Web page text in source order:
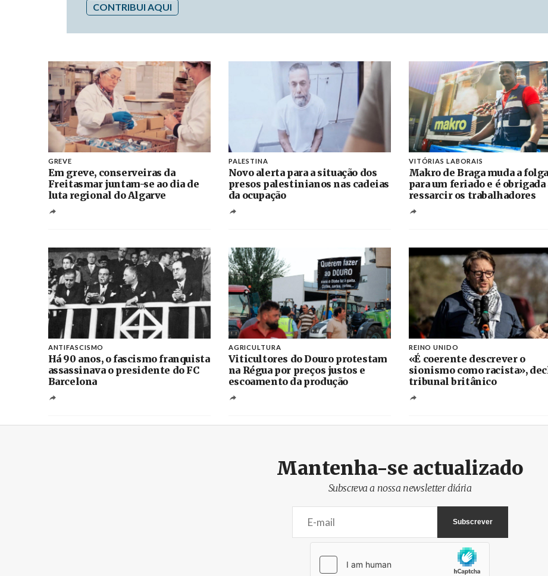
CONTRIBUI AQUI
GREVE
Em greve, conserveiras da
Freitasmar juntam-se ao dia de
luta regional do Algarve
PALESTINA
Novo alerta para a situação dos
presos palestinianos nas cadeias
da ocupação
VITÓRIAS LABORAIS
Makro de Braga muda a folga
para um feriado e é obrigada
ressarcir os trabalhadores
ANTIFASCISMO
Há 90 anos, o fascismo franquista
assassinava o presidente do FC
Barcelona
AGRICULTURA
Viticultores do Douro protestam
na Régua por preços justos e
escoamento da produção
REINO UNIDO
«É coerente descrever o
sionismo como racista»,
tribunal britânico
Mantenha-se actualizado
Subscreva a nossa newsletter diária